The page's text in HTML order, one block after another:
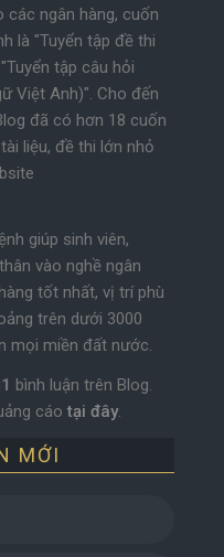
các ngân hàng, cuốn
là "Tuyển tập đề thi
tập câu hỏi
Việt Anh)". Cho đến
đã có hơn 18 cuốn
liệu, đề thi lớn nhỏ
giúp sinh viên,
vào nghề ngân
tốt nhất, vị trí phù
trên dưới 3000
mọi miền đất nước.
bình luận trên Blog.
cáotại đây.
MỚI